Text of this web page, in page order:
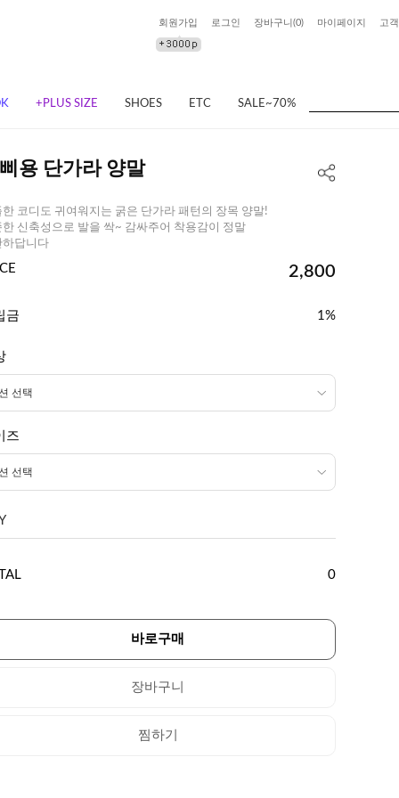
회원가입 로그인 장바구니(0) 마이페이지 고
+PLUS SIZE SHOES ETC SALE~70%
용 단가라 양말
한 코디도 귀여워지는 굵은 단가라 패턴의 장목 양말!
한 신축성으로 발을 싹~ 감싸주어 착용감이 정말
하답니다
2,800
금 1%
즈
0
바로구매
장바구니
찜하기